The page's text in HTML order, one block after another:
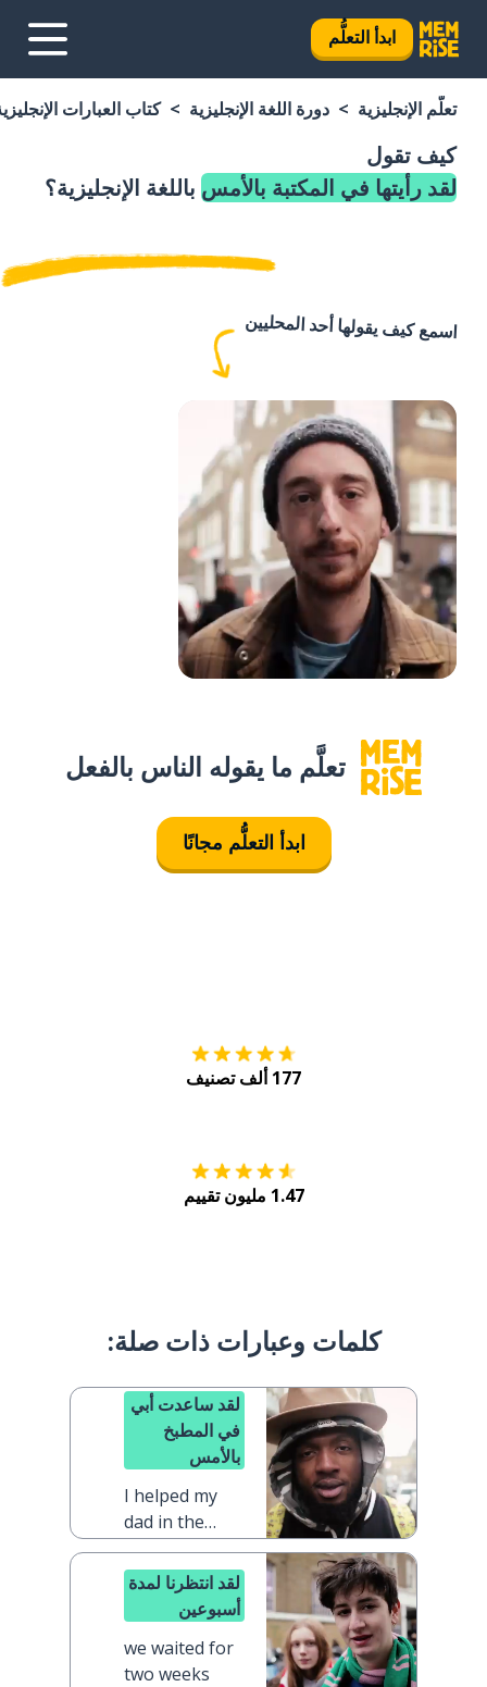
ابدأ التعلُّم
تعلَّم الإنجليزية دورة اللغة الإنجليزية كتاب العبارات
كيف تقول
لقد رأيتها في المكتبة بالأمس باللغة الإنجليزية؟
اسمع كيف يقولها أحد المحليين
تعلَّم ما يقوله الناس بالفعل
ابدأ التعلُّم مجانًا
177 ألف تصنيف
1.47 مليون تقييم
كلمات وعبارات ذات صلة:
لقد ساعدت أبي
في المطبخ
بالأمس
I helped my
dad in the
kitchen
yesterday
لقد انتظرنا لمدة
أسبوعين
we waited for
two weeks